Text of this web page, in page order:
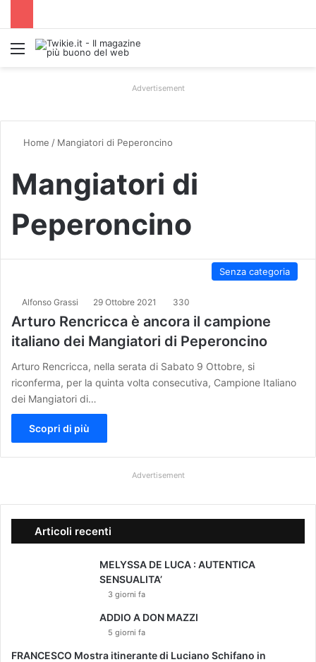
Menu
Advertisement
Home / Mangiatori di Peperoncino
Mangiatori di
Peperoncino
Senza categoria
Alfonso Grassi 29 Ottobre 2021 330
Arturo Rencricca è ancora il campione
italiano dei Mangiatori di Peperoncino
Arturo Rencricca, nella serata di Sabato 9 Ottobre, si
riconferma, per la quinta volta consecutiva, Campione Italiano
dei Mangiatori di…
Scopri di più
Advertisement
Articoli recenti
MELYSSA DE LUCA : AUTENTICA
SENSUALITA’
3 giorni fa
ADDIO A DON MAZZI
5 giorni fa
FRANCESCO Mostra itinerante di Luciano Schifano in